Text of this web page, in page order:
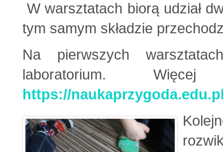
W warsztatach biorą udział
tym samym składzie
Na pierwszych
laboratorium.
https://